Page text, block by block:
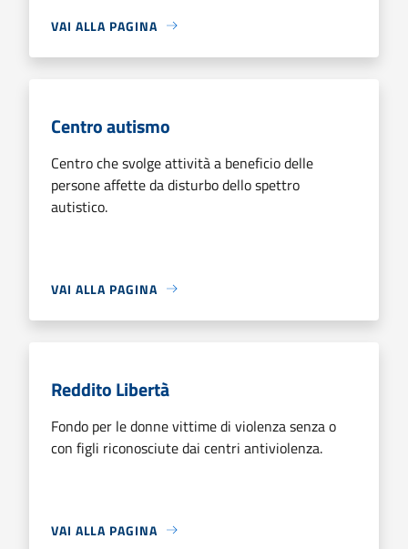
VAI ALLA PAGINA
Centro autismo
Centro che svolge attività a beneficio delle
persone affette da disturbo dello spettro
autistico.
VAI ALLA PAGINA
Reddito Libertà
Fondo per le donne vittime di violenza senza o
con figli riconosciute dai centri antiviolenza.
VAI ALLA PAGINA